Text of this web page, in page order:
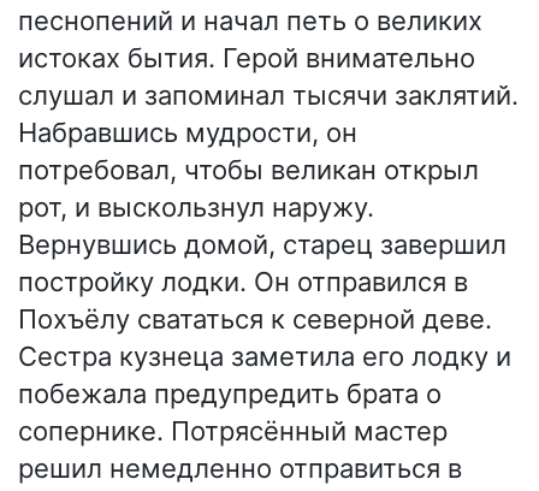
песнопений и начал петь о великих
истоках бытия. Герой внимательно
слушал и запоминал тысячи заклятий.
Набравшись мудрости, он
потребовал, чтобы великан открыл
рот, и выскользнул наружу.
Вернувшись домой, старец завершил
постройку лодки. Он отправился в
Похъёлу свататься к северной деве.
Сестра кузнеца заметила его лодку и
побежала предупредить брата о
сопернике. Потрясённый мастер
решил немедленно отправиться в